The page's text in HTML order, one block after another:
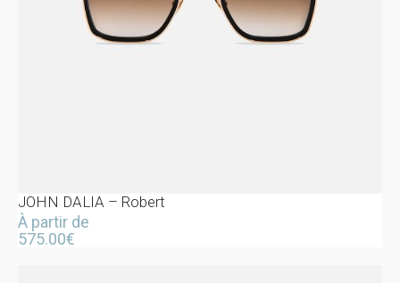
JOHN DALIA – Robert
À partir de
575.00€